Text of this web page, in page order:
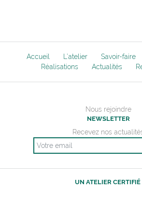
Accueil L’atelier Savoir-faire
Réalisations
Actualités
Nous rejoindre
NEWSLETTER
Recevez nos
UN ATELIER CERTIFIÉ